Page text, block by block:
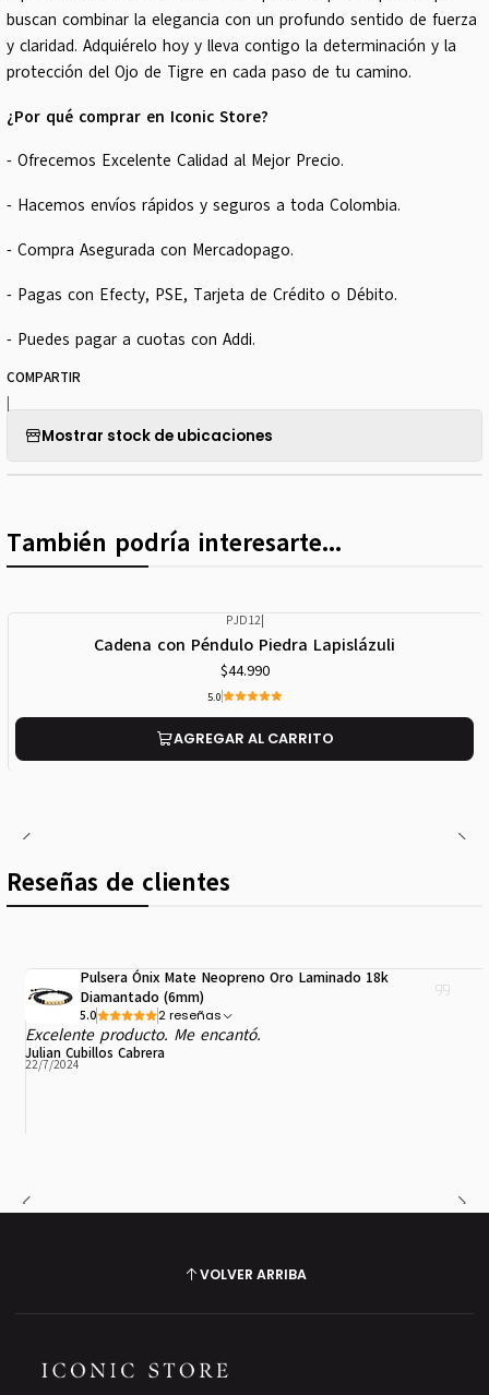
buscan combinar la elegancia con un profundo sentido de fuerza
y claridad. Adquiérelo hoy y lleva contigo la determinación y la
protección del Ojo de Tigre en cada paso de tu camino.
¿Por qué comprar en Iconic Store?
- Ofrecemos Excelente Calidad al Mejor Precio.
- Hacemos envíos rápidos y seguros a toda Colombia.
- Compra Asegurada con Mercadopago.
- Pagas con Efecty, PSE, Tarjeta de Crédito o Débito.
- Puedes pagar a cuotas con Addi.
COMPARTIR
|
Mostrar stock de ubicaciones
También podría interesarte...
PJD12|
Cadena con Péndulo Piedra Lapislázuli
$44.990
5.0
AGREGAR AL CARRITO
Reseñas de clientes
Pulsera Ónix Mate Neopreno Oro Laminado 18k
Diamantado (6mm)
5.0 2 reseñas
Excelente producto. Me encantó.
Julian Cubillos Cabrera
22/7/2024
VOLVER ARRIBA